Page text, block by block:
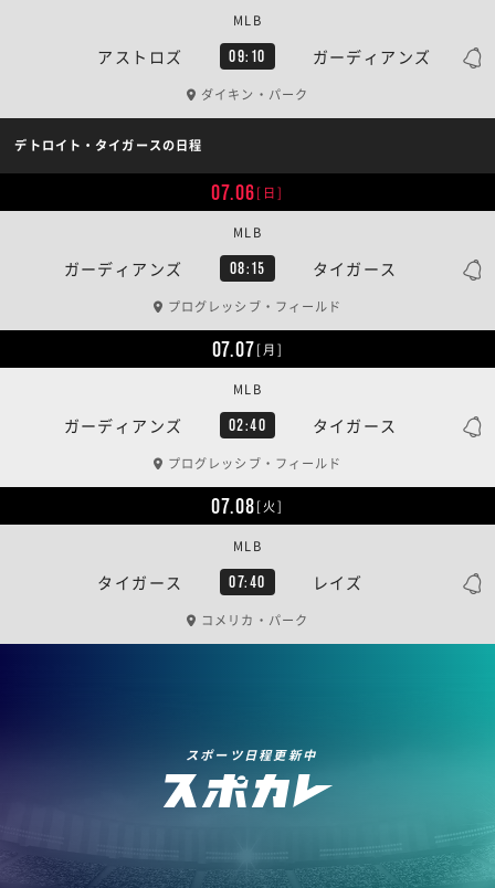
アストロズ 09:10 ガーディアンズ
MLB
ダイキン・パーク
デトロイト・タイガースの日程
07.06[日]
ガーディアンズ 08:15 タイガース
MLB
プログレッシブ・フィールド
07.07[月]
ガーディアンズ 02:40 タイガース
MLB
プログレッシブ・フィールド
07.08[火]
タイガース 07:40 レイズ
MLB
コメリカ・パーク
スポーツ日程更新中